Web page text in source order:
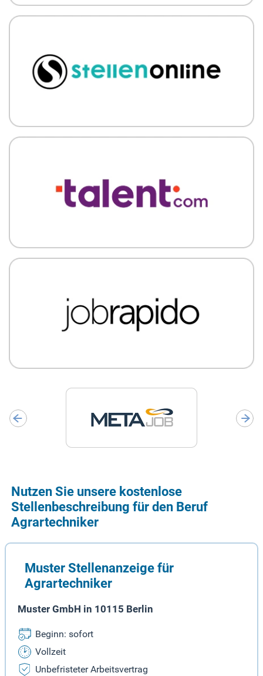
Nutzen Sie unsere kostenlose
Stellenbeschreibung für den Beruf
Agrartechniker
Muster Stellenanzeige für
Agrartechniker
Muster GmbH in 10115 Berlin
Beginn: sofort
Vollzeit
Unbefristeter Arbeitsvertrag